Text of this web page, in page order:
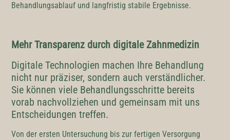
Behandlungsablauf und langfristig stabile Ergebnisse.
Mehr Transparenz durch digitale Zahnmedizin
Digitale Technologien machen Ihre Behandlung
nicht nur präziser, sondern auch verständlicher.
Sie können viele Behandlungsschritte bereits
vorab nachvollziehen und gemeinsam mit uns
Entscheidungen treffen.
Von der ersten Untersuchung bis zur fertigen Versorgung